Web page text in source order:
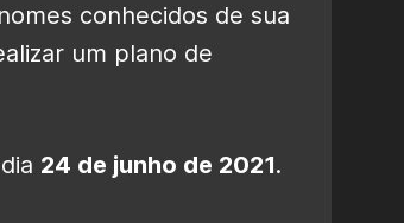
conhecidos de sua
um plano de
24 de junho de 2021.